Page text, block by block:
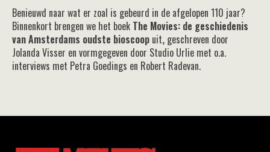
Benieuwd naar wat er zoal is gebeurd in de afgelopen 110 jaar?
Binnenkort brengen we het boek The Movies: de geschiedenis
van Amsterdams oudste bioscoop uit, geschreven door
Jolanda Visser en vormgegeven door Studio Urlie met o.a.
interviews met Petra Goedings en Robert Radevan.